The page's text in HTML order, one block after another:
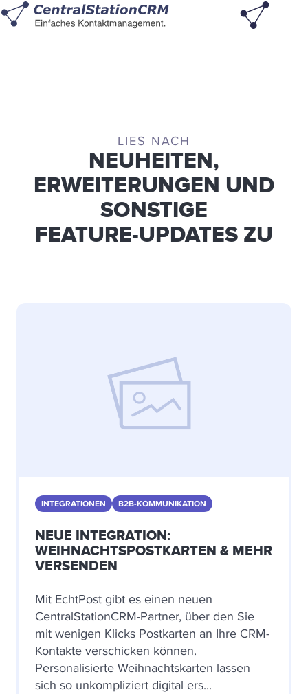
LIES NACH
NEUHEITEN,
ERWEITERUNGEN UND
SONSTIGE
FEATURE-UPDATES ZU
INTEGRATIONEN B2B-KOMMUNIKATION
NEUE INTEGRATION:
WEIHNACHTSPOSTKARTEN & MEHR
VERSENDEN
Mit EchtPost gibt es einen neuen
CentralStationCRM-Partner, über den Sie
mit wenigen Klicks Postkarten an Ihre CRM-
Kontakte verschicken können.
Personalisierte Weihnachtskarten lassen
sich so unkompliziert digital ers...